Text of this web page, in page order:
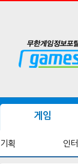
게임
기획 인